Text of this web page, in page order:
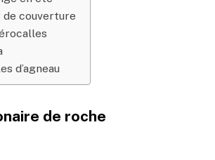
de couverture
d’agneau
de roche